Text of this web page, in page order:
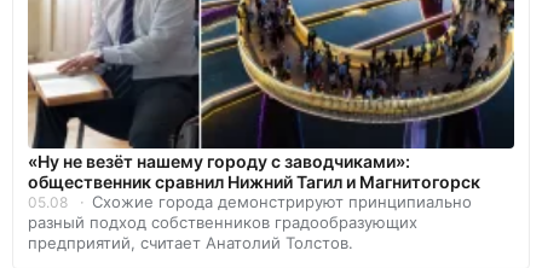
«Ну не везёт нашему городу с заводчиками»:
общественник сравнил Нижний Тагил и Магнитогорск
05.08
Схожие города демонстрируют принципиально
разный подход собственников градообразующих
предприятий, считает Анатолий Толстов.